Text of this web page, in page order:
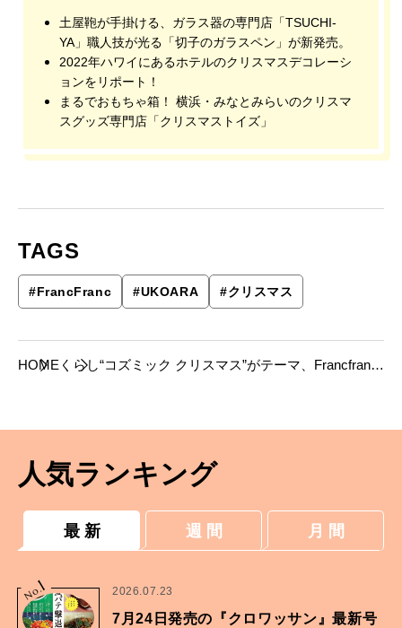
土屋鞄が手掛ける、ガラス器の専門店「TSUCHI-
YA」職人技が光る「切子のガラスペン」が新発売。
2022年ハワイにあるホテルのクリスマスデコレーシ
ョンをリポート！
まるでおもちゃ箱！ 横浜・みなとみらいのクリスマ
スグッズ専門店「クリスマストイズ」
TAGS
#FrancFranc #UKOARA #クリスマス
HOME くらし“コズミック クリスマス”がテーマ、Francfranc
人気ランキング
最 新 週 間 月 間
No.
1 2026.07.23
7月24日発売の『クロワッサン』最新号